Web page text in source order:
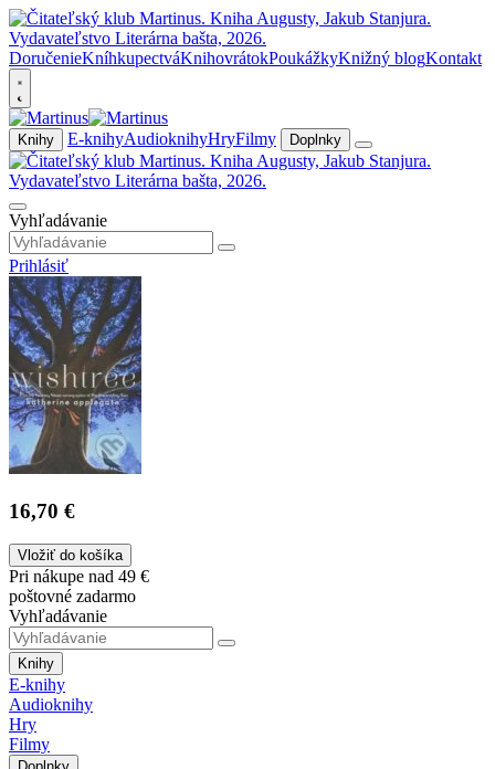
DoručenieKníhkupectváKnihovrátokPoukážkyKnižný blogKontakt
Knihy E-knihyAudioknihyHryFilmy Doplnky
Vyhľadávanie
Prihlásiť
16,70 €
Vložiť do košíka
Pri nákupe nad 49 €
poštovné zadarmo
Vyhľadávanie
Knihy
E-knihy
Audioknihy
Hry
Filmy